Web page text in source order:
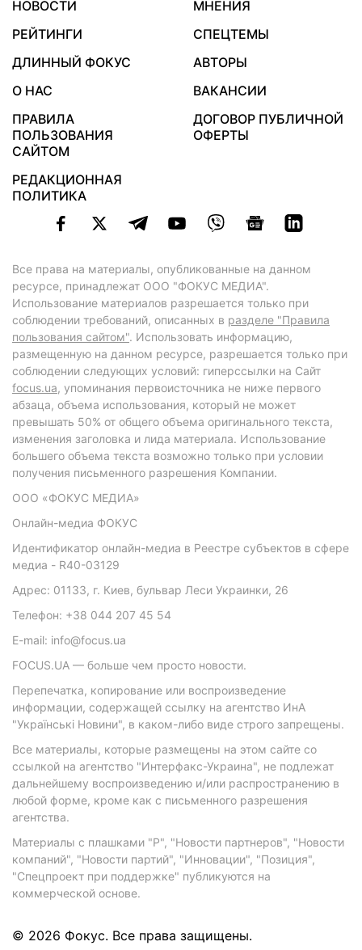
НОВОСТИ
МНЕНИЯ
РЕЙТИНГИ
СПЕЦТЕМЫ
ДЛИННЫЙ ФОКУС
АВТОРЫ
О НАС
ВАКАНСИИ
ПРАВИЛА
ПОЛЬЗОВАНИЯ
САЙТОМ
ДОГОВОР ПУБЛИЧНОЙ
ОФЕРТЫ
РЕДАКЦИОННАЯ
ПОЛИТИКА
Все права на материалы, опубликованные на данном
ресурсе, принадлежат ООО "ФОКУС МЕДИА".
Использование материалов разрешается только при
соблюдении требований, описанных в разделе "Правила
пользования сайтом". Использовать информацию,
размещенную на данном ресурсе, разрешается только при
соблюдении следующих условий: гиперссылки на Сайт
focus.ua, упоминания первоисточника не ниже первого
абзаца, объема использования, который не может
превышать 50% от общего объема оригинального текста,
изменения заголовка и лида материала. Использование
большего объема текста возможно только при условии
получения письменного разрешения Компании.
ООО «ФОКУС МЕДИА»
Онлайн-медиа ФОКУС
Идентификатор онлайн-медиа в Реестре субъектов в сфере
медиа - R40-03129
Адрес: 01133, г. Киев, бульвар Леси Украинки, 26
Телефон: +38 044 207 45 54
E-mail: info@focus.ua
FOCUS.UA — больше чем просто новости.
Перепечатка, копирование или воспроизведение
информации, содержащей ссылку на агентство ИнА
"Українські Новини", в каком-либо виде строго запрещены.
Все материалы, которые размещены на этом сайте со
ссылкой на агентство "Интерфакс-Украина", не подлежат
дальнейшему воспроизведению и/или распространению в
любой форме, кроме как с письменного разрешения
агентства.
Материалы с плашками "Р", "Новости партнеров", "Новости
компаний", "Новости партий", "Инновации", "Позиция",
"Спецпроект при поддержке" публикуются на
коммерческой основе.
© 2026 Фокус. Все права защищены.